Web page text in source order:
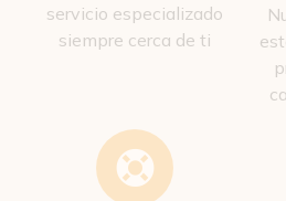
servicio especializado
siempre cerca de ti